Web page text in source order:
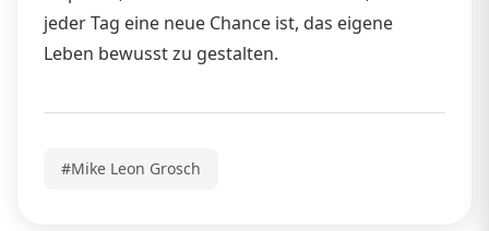
jeder Tag eine neue Chance ist, das eigene
Leben bewusst zu gestalten.
#Mike Leon Grosch